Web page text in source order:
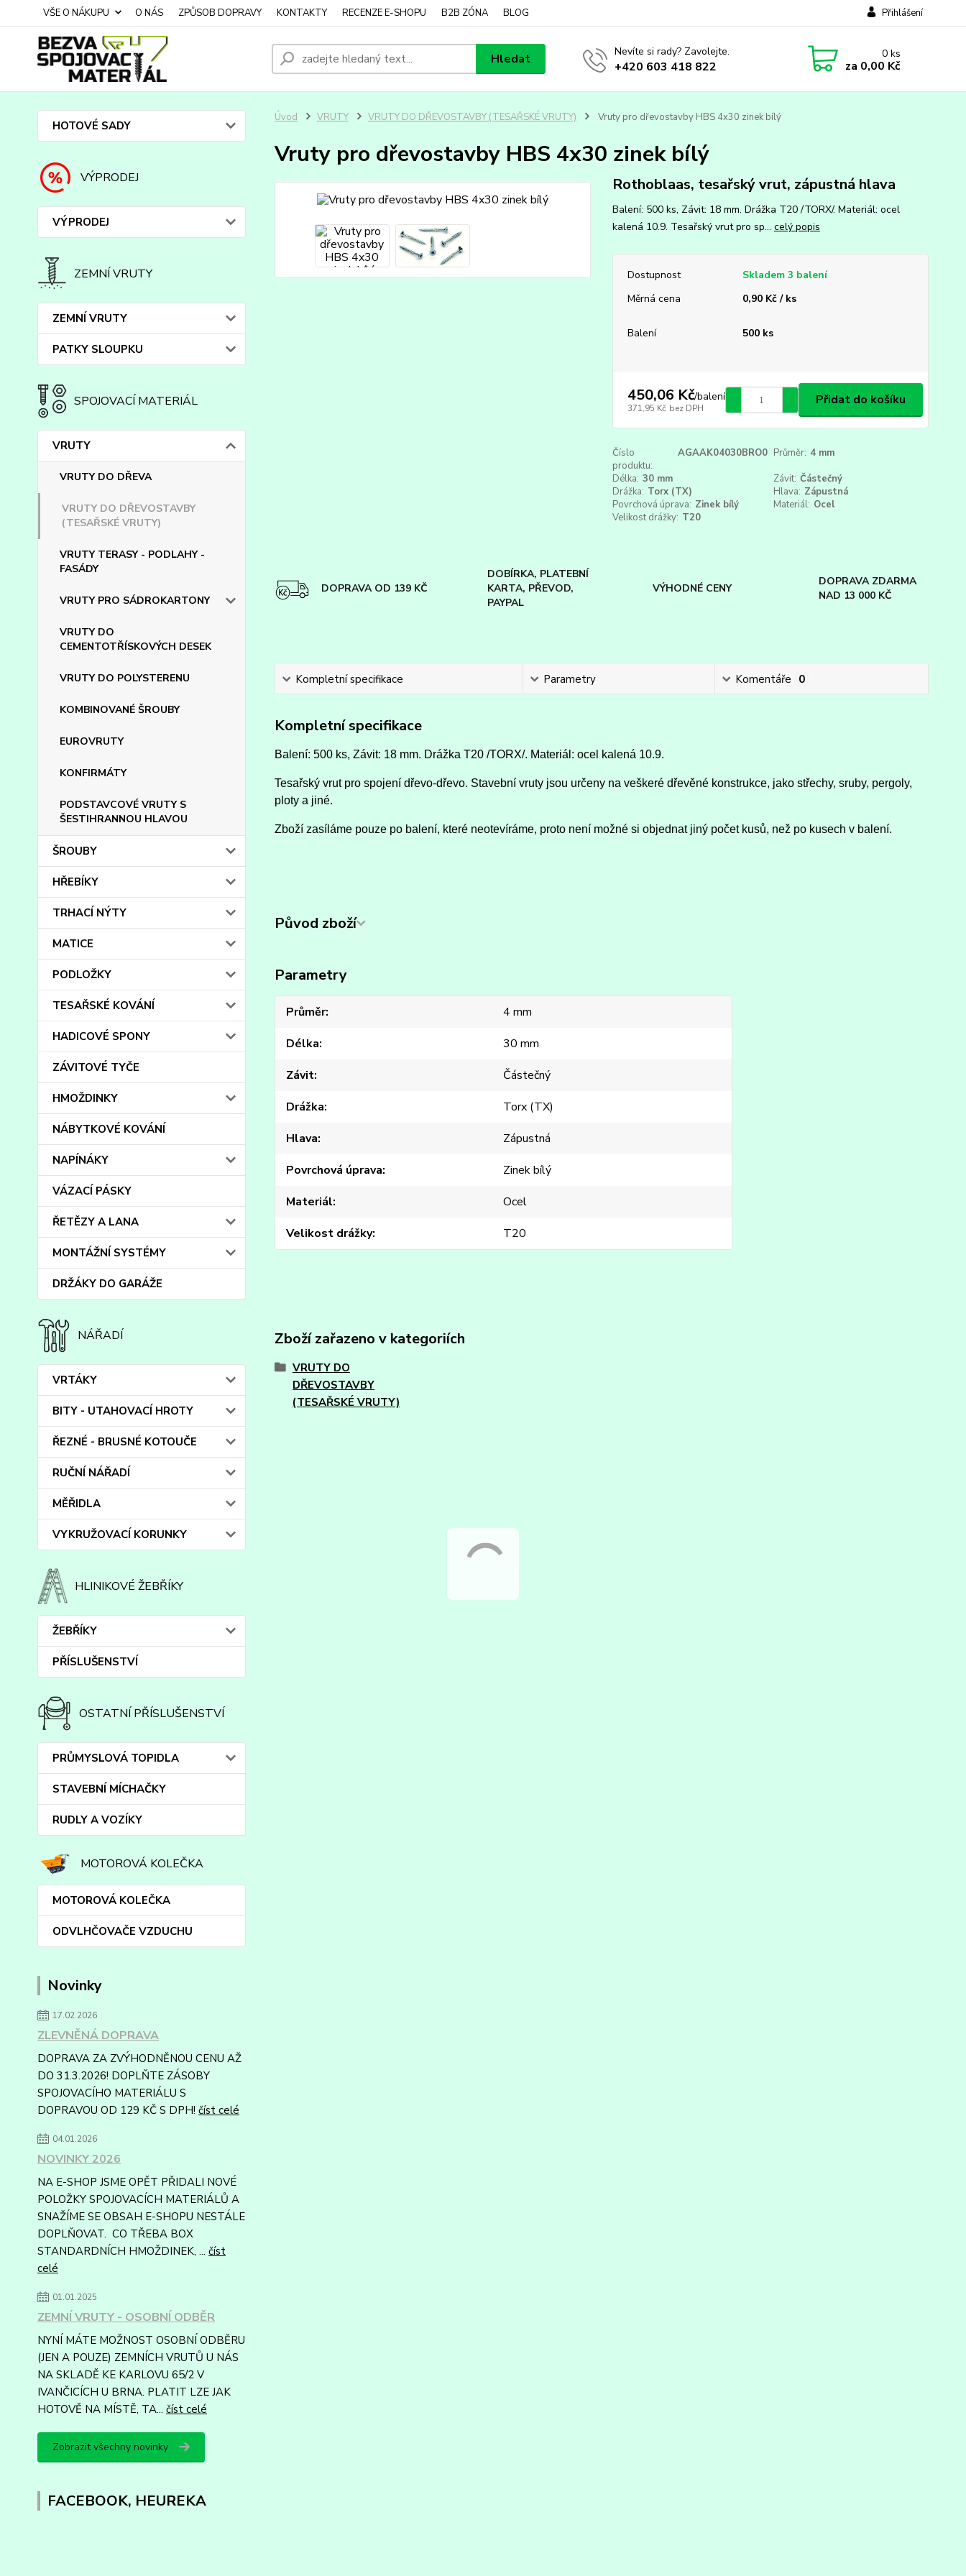
VŠE O NÁKUPU O NÁS ZPŮSOB DOPRAVY KONTAKTY RECENZE E-SHOPU B2B ZÓNA BLOG Přihlášení
Hledat Nevíte si rady? Zavolejte.
+420 603 418 822
0ks
za 0,00 Kč
HOTOVÉ SADY
VÝPRODEJ
VÝPRODEJ
ZEMNÍ VRUTY
ZEMNÍ VRUTY
PATKY SLOUPKU
SPOJOVACÍ MATERIÁL
VRUTY
VRUTY DO DŘEVA
VRUTY DO DŘEVOSTAVBY
(TESAŘSKÉ VRUTY)
VRUTY TERASY - PODLAHY -
FASÁDY
VRUTY PRO SÁDROKARTONY
VRUTY DO
CEMENTOTŘÍSKOVÝCH DESEK
VRUTY DO POLYSTERENU
KOMBINOVANÉ ŠROUBY
EUROVRUTY
KONFIRMÁTY
PODSTAVCOVÉ VRUTY S
ŠESTIHRANNOU HLAVOU
ŠROUBY
HŘEBÍKY
TRHACÍ NÝTY
MATICE
PODLOŽKY
TESAŘSKÉ KOVÁNÍ
HADICOVÉ SPONY
ZÁVITOVÉ TYČE
HMOŽDINKY
NÁBYTKOVÉ KOVÁNÍ
NAPÍNÁKY
VÁZACÍ PÁSKY
ŘETĚZY A LANA
MONTÁŽNÍ SYSTÉMY
DRŽÁKY DO GARÁŽE
NÁŘADÍ
VRTÁKY
BITY - UTAHOVACÍ HROTY
ŘEZNÉ - BRUSNÉ KOTOUČE
RUČNÍ NÁŘADÍ
MĚŘIDLA
VYKRUŽOVACÍ KORUNKY
HLINIKOVÉ ŽEBŘÍKY
ŽEBŘÍKY
PŘÍSLUŠENSTVÍ
OSTATNÍ PŘÍSLUŠENSTVÍ
PRŮMYSLOVÁ TOPIDLA
STAVEBNÍ MÍCHAČKY
RUDLY A VOZÍKY
MOTOROVÁ KOLEČKA
MOTOROVÁ KOLEČKA
ODVLHČOVAČE VZDUCHU
Novinky
17.02.2026
ZLEVNĚNÁ DOPRAVA
DOPRAVA ZA ZVÝHODNĚNOU CENU AŽ
DO 31.3.2026! DOPLŇTE ZÁSOBY
SPOJOVACÍHO MATERIÁLU S
DOPRAVOU OD 129 KČ S DPH! číst celé
04.01.2026
NOVINKY 2026
NA E-SHOP JSME OPĚT PŘIDALI NOVÉ
POLOŽKY SPOJOVACÍCH MATERIÁLŮ A
SNAŽÍME SE OBSAH E-SHOPU NESTÁLE
DOPLŇOVAT. CO TŘEBA BOX
STANDARDNÍCH HMOŽDINEK, ... číst
celé
01.01.2025
ZEMNÍ VRUTY - OSOBNÍ ODBĚR
NYNÍ MÁTE MOŽNOST OSOBNÍ ODBĚRU
(JEN A POUZE) ZEMNÍCH VRUTŮ U NÁS
NA SKLADĚ KE KARLOVU 65/2 V
IVANČICÍCH U BRNA. PLATIT LZE JAK
HOTOVĚ NA MÍSTĚ, TA... číst celé
Zobrazit všechny novinky
FACEBOOK, HEUREKA
Úvod VRUTY VRUTY DO DŘEVOSTAVBY (TESAŘSKÉ VRUTY) Vruty pro dřevostavby HBS 4x30 zinek bílý
Vruty pro dřevostavby HBS 4x30 zinek bílý
Rothoblaas, tesařský vrut, zápustná hlava
Balení: 500 ks, Závit: 18 mm. Drážka T20 /TORX/. Materiál: ocel
kalená 10.9. Tesařský vrut pro sp... celý popis
Dostupnost
Skladem 3 balení
Měrná cena
0,90 Kč / ks
Balení 500 ks
450,06 Kč/balení
371,95 Kč bez DPH
Přidat do košíku
Číslo
produktu:
AGAAK04030BRO0 Průměr: 4 mm
Délka: 30 mm Závit: Částečný
Drážka: Torx (TX) Hlava: Zápustná
Povrchová úprava: Zinek bílý Materiál: Ocel
Velikost drážky: T20
DOPRAVA OD 139 KČ
DOBÍRKA, PLATEBNÍ
KARTA, PŘEVOD,
PAYPAL
VÝHODNÉ CENY
DOPRAVA ZDARMA
NAD 13 000 KČ
Kompletní specifikace Parametry Komentáře 0
Kompletní specifikace
Balení: 500 ks, Závit: 18 mm. Drážka T20 /TORX/. Materiál: ocel kalená 10.9.
Tesařský vrut pro spojení dřevo-dřevo. Stavební vruty jsou určeny na veškeré dřevěné konstrukce, jako střechy, sruby, pergoly,
ploty a jiné.
Zboží zasíláme pouze po balení, které neotevíráme, proto není možné si objednat jiný počet kusů, než po kusech v balení.
Původ zboží
Parametry
Průměr
4 mm
Délka
30 mm
Závit
Částečný
Drážka
Torx (TX)
Hlava
Zápustná
Povrchová úprava
Zinek bílý
Materiál
Ocel
Velikost drážky
T20
Zboží zařazeno v kategoriích
VRUTY DO
DŘEVOSTAVBY
(TESAŘSKÉ VRUTY)